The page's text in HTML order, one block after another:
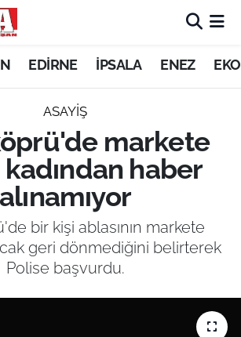
EDİRNE İPSALA ENEZ
ASAYİŞ
markete
haber
alınamıyor
bir kişi ablasının markete
geri dönmediğini belirterek
Polise başvurdu.